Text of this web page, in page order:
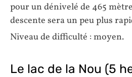
pour un dénivelé de 465
descente sera un peu plus
Niveau de difficulté : moyen.
Le lac de la Nou (5